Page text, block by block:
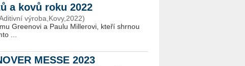
a kovů roku 2022
výroba,Kovy,2022)
Gre­e­no­vi a Paulu Mille­ro­vi, kteří shr­nou
...
MESSE 2023